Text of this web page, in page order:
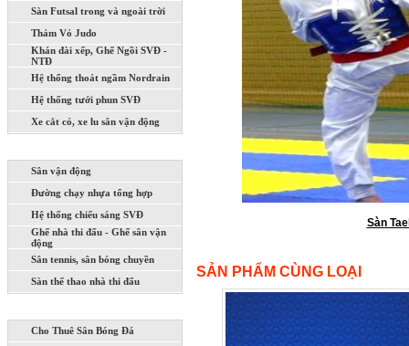
Sàn Futsal trong và ngoài trời
Thảm Vỏ Judo
Khán đài xếp, Ghế Ngồi SVĐ -
NTĐ
Hệ thống thoát ngầm Nordrain
Hệ thống tưới phun SVĐ
Xe cắt cỏ, xe lu sân vận động
Sân vận động
Đường chạy nhựa tổng hợp
Hệ thống chiếu sáng SVĐ
Ghế nhà thi đấu - Ghế sân vận
động
Sân tennis, sân bóng chuyền
Sàn thể thao nhà thi đấu
Cho Thuê Sân Bóng Đá
Sàn
SẢN PHẨM CÙNG LOẠI